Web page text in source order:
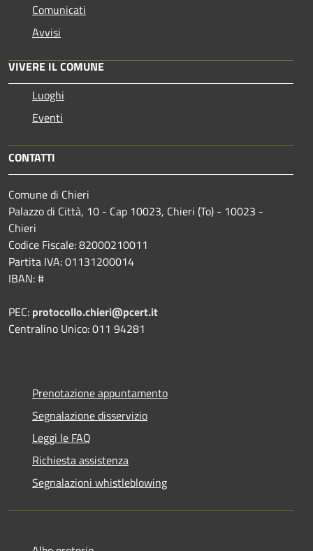
Comunicati
Avvisi
VIVERE IL COMUNE
Luoghi
Eventi
CONTATTI
Comune di Chieri
Palazzo di Città, 10 - Cap 10023, Chieri (To) - 10023 -
Chieri
Codice Fiscale: 82000210011
Partita IVA: 01131200014
IBAN: #
PEC: protocollo.chieri@pcert.it
Centralino Unico: 011 94281
Prenotazione appuntamento
Segnalazione disservizio
Leggi le FAQ
Richiesta assistenza
Segnalazioni whistleblowing